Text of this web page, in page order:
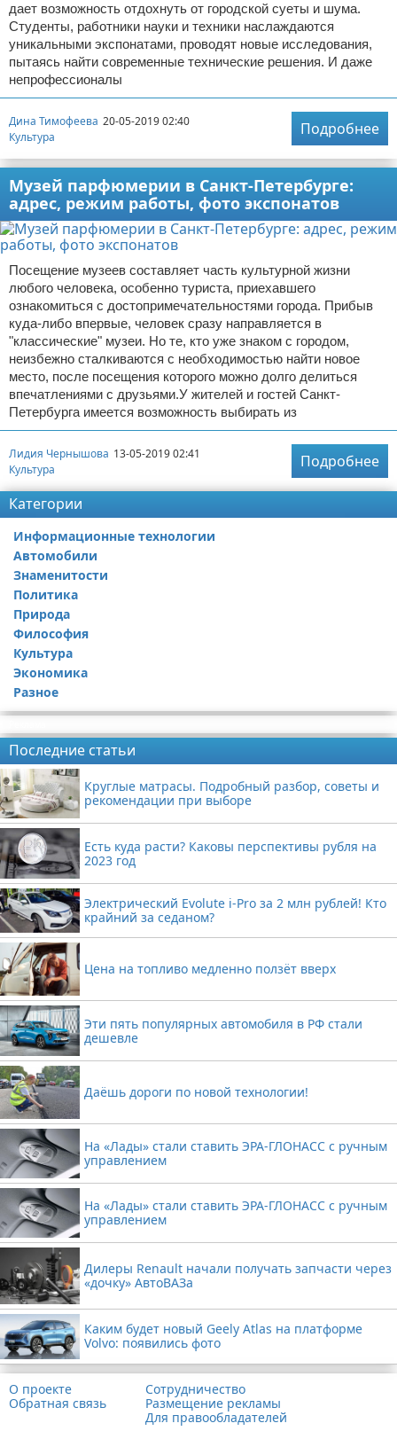
дает возможность отдохнуть от городской суеты и шума.
Студенты, работники науки и техники наслаждаются
уникальными экспонатами, проводят новые исследования,
пытаясь найти современные технические решения. И даже
непрофессионалы
Дина Тимофеева 20-05-2019 02:40
Культура
Подробнее
Музей парфюмерии в Санкт-Петербурге:
адрес, режим работы, фото экспонатов
Посещение музеев составляет часть культурной жизни
любого человека, особенно туриста, приехавшего
ознакомиться с достопримечательностями города. Прибыв
куда-либо впервые, человек сразу направляется в
"классические" музеи. Но те, кто уже знаком с городом,
неизбежно сталкиваются с необходимостью найти новое
место, после посещения которого можно долго делиться
впечатлениями с друзьями.У жителей и гостей Санкт-
Петербурга имеется возможность выбирать из
Лидия Чернышова 13-05-2019 02:41
Культура
Подробнее
Категории
Информационные технологии
Автомобили
Знаменитости
Политика
Природа
Философия
Культура
Экономика
Разное
Последние статьи
Круглые матрасы. Подробный разбор, советы и
рекомендации при выборе
Есть куда расти? Каковы перспективы рубля на
2023 год
Электрический Evolute i-Pro за 2 млн рублей! Кто
крайний за седаном?
Цена на топливо медленно ползёт вверх
Эти пять популярных автомобиля в РФ стали
дешевле
Даёшь дороги по новой технологии!
На «Лады» стали ставить ЭРА-ГЛОНАСС с ручным
управлением
На «Лады» стали ставить ЭРА-ГЛОНАСС с ручным
управлением
Дилеры Renault начали получать запчасти через
«дочку» АвтоВАЗа
Каким будет новый Geely Atlas на платформе
Volvo: появились фото
О проекте
Обратная связь
Сотрудничество
Размещение рекламы
Для правообладателей